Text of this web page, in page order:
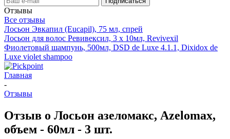
Отзывы
Все отзывы
Лосьон Эвкапил (Eucapil), 75 мл, спрей
Лосьон для волос Ревивексил, 3 х 10мл, Revivexil
Фиолетовый шампунь, 500мл, DSD de Luxe 4.1.1, Dixidox de
Luxe violet shampoo
Главная
-
Отзывы
Отзыв о Лосьон азеломакс, Azelomax,
объем - 60мл - 3 шт.